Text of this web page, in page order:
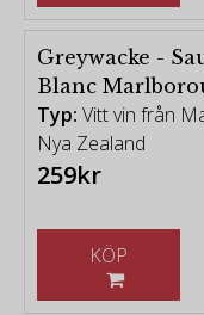
Greywacke -
Blanc
Typ: Vitt vin från
Nya Zealand
259kr